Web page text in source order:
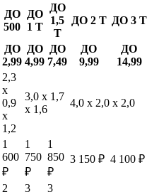
ДО
500
ДО
1 Т
ДО
1,5
Т
ДО 2 Т ДО 3 Т
ДО
2,99
ДО
4,99
ДО
7,49
ДО
9,99
ДО
14,99
2,3
х
0,9
х
1,2
3,0 х 1,7
х 1,6
4,0 х 2,0 х 2,0
1
600
₽
1
750
₽
1
850
₽
3 150 ₽ 4 100 ₽
2
3
3